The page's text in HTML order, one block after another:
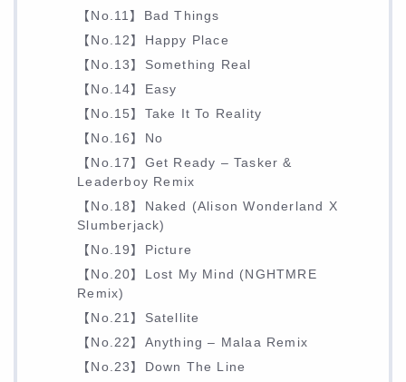
【No.11】Bad Things
【No.12】Happy Place
【No.13】Something Real
【No.14】Easy
【No.15】Take It To Reality
【No.16】No
【No.17】Get Ready – Tasker &
Leaderboy Remix
【No.18】Naked (Alison Wonderland X
Slumberjack)
【No.19】Picture
【No.20】Lost My Mind (NGHTMRE
Remix)
【No.21】Satellite
【No.22】Anything – Malaa Remix
【No.23】Down The Line